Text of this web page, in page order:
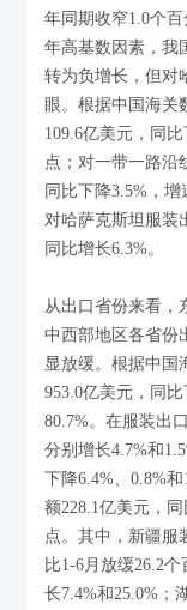
年同期收窄1.0个
年高基数因素，我
转为负增长，但对
眼。根据中国海关
109.6亿美元，同
点；对一带一路沿
同比下降3.5%，
对哈萨克斯坦服装
同比增长6.3%。
从出口省份来看，
中西部地区各省份
显放缓。根据中国
953.0亿美元，同
80.7%。在服装出
分别增长4.7%和
下降6.4%、0.8%
额228.1亿美元，
点。其中，新疆服
比1-6月放缓26.2
长7.4%和25.0%；